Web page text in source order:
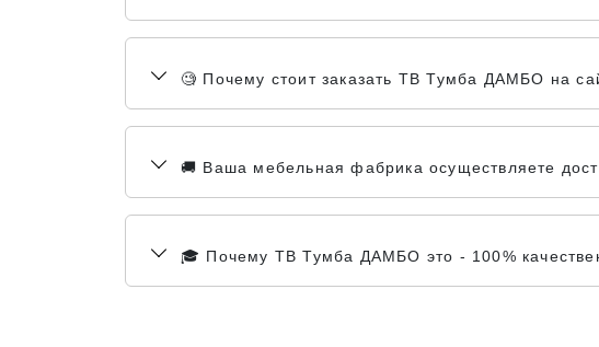
🧐 Почему стоит заказать ТВ Тумба ДАМБО на
🚚 Ваша мебельная фабрика осуществляете
🎓 Почему ТВ Тумба ДАМБО это - 100%